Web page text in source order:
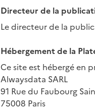
Directeur de la
Le directeur de la
Hébergement de la
Ce site est hébergé en
Alwaysdata SARL
91 Rue du Faubourg
75008 Paris